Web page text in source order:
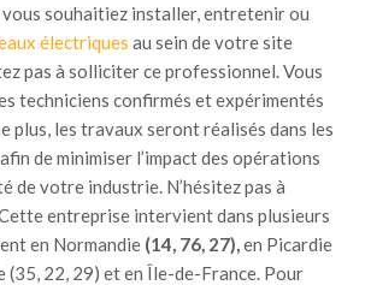
souhaitiez installer, entretenir ou
électriques au sein de votre site
pas à solliciter ce professionnel. Vous
techniciens confirmés et expérimentés
plus, les travaux seront réalisés dans les
de minimiser l’impact des opérations
de votre industrie. N’hésitez pas à
entreprise intervient dans plusieurs
en Normandie (14, 76, 27),en Picardie
(35, 22, 29) et en Île-de-France. Pour